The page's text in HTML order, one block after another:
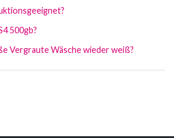
500gb?
Vergraute Wäsche wieder weiß?